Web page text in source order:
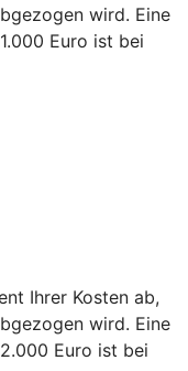
wird. Eine
Euro ist bei
Ihrer Kosten ab,
wird. Eine
Euro ist bei